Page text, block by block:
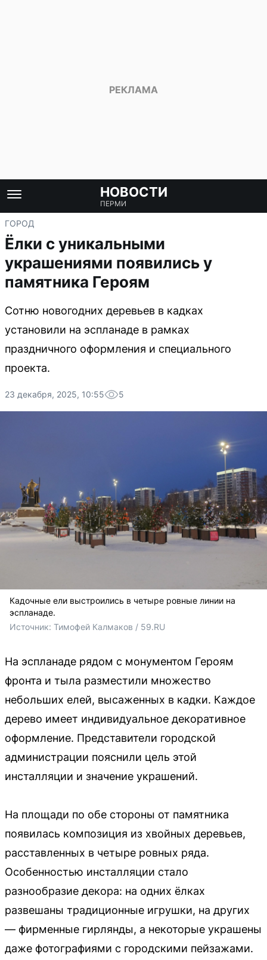
НОВОСТИ
ПЕРМИ
ГОРОД
Ёлки с уникальными
украшениями появились у
памятника Героям
Сотню новогодних деревьев в кадках
установили на эспланаде в рамках
праздничного оформления и специального
проекта.
23 декабря, 2025, 10:55 5
Кадочные ели выстроились в четыре ровные линии на
эспланаде.
Источник: Тимофей Калмаков / 59.RU
На эспланаде рядом с монументом Героям
фронта и тыла разместили множество
небольших елей, высаженных в кадки. Каждое
дерево имеет индивидуальное декоративное
оформление. Представители городской
администрации пояснили цель этой
инсталляции и значение украшений.
На площади по обе стороны от памятника
появилась композиция из хвойных деревьев,
расставленных в четыре ровных ряда.
Особенностью инсталляции стало
разнообразие декора: на одних ёлках
развешаны традиционные игрушки, на других
— фирменные гирлянды, а некоторые украшены
даже фотографиями с городскими пейзажами.